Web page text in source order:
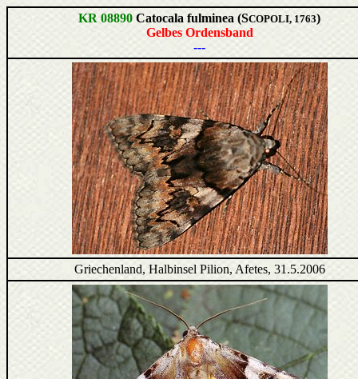
KR 08890 Catocala fulminea (SCOPOLI, 1763)
Gelbes Ordensband
---
Griechenland, Halbinsel Pilion, Afetes, 31.5.2006